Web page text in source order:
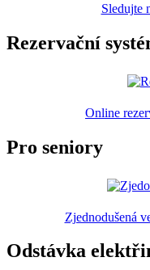
Sledujte
Rezervační
Online
Pro seniory
Zjednodušená
Odstávka